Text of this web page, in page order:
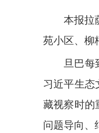
本报拉
苑小区、柳
旦巴每
习近平生态
藏视察时的
问题导向、